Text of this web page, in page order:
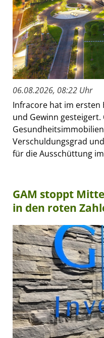
06.08.2026, 08:22 Uhr
Infracore hat im ersten
und Gewinn
Verschuldungsgrad
für die Ausschüttung
GAM stoppt
in den roten